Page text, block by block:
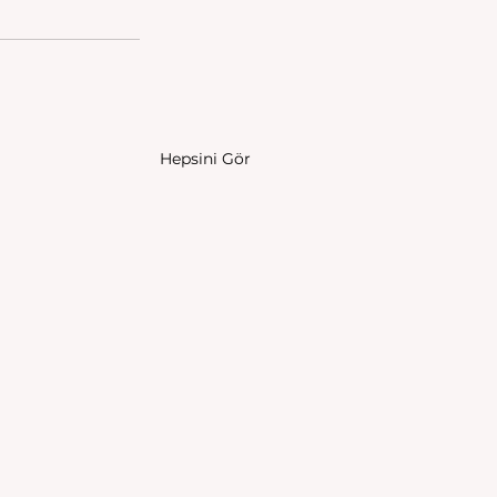
Hepsini Gör